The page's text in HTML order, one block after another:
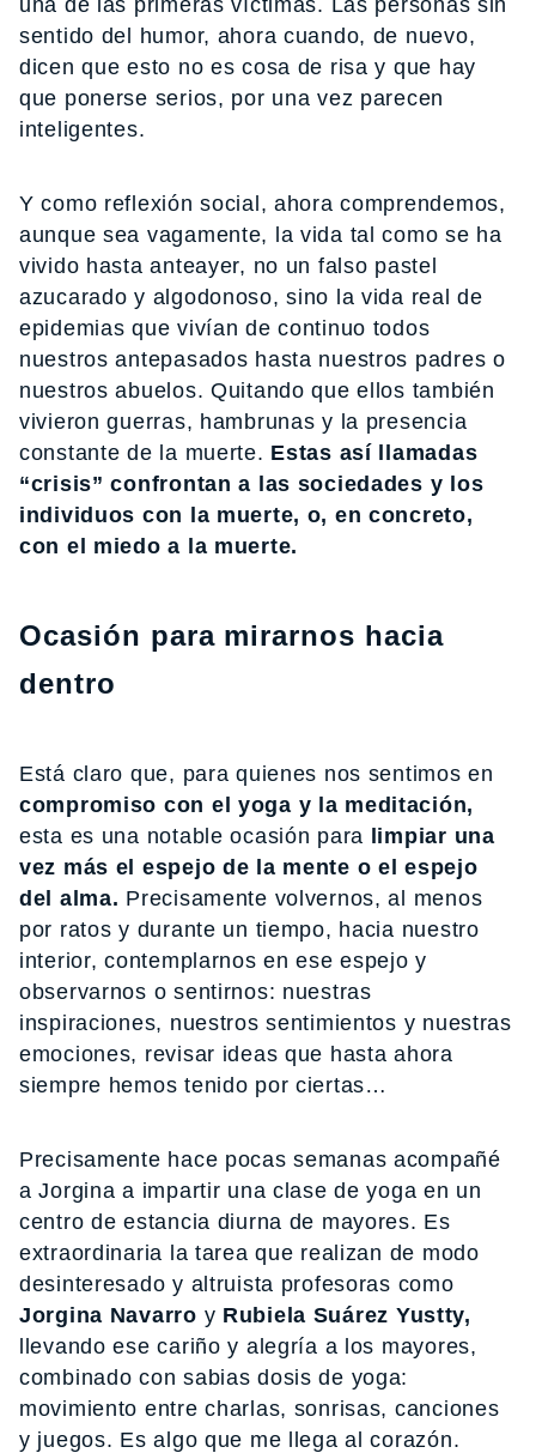
sentido del humor, ahora cuando, de nuevo,
dicen que esto no es cosa de risa y que hay
que ponerse serios, por una vez parecen
inteligentes.
Y como reflexión social, ahora comprendemos,
aunque sea vagamente, la vida tal como se ha
vivido hasta anteayer, no un falso pastel
azucarado y algodonoso, sino la vida real de
epidemias que vivían de continuo todos
nuestros antepasados hasta nuestros padres o
nuestros abuelos. Quitando que ellos también
vivieron guerras, hambrunas y la presencia
constante de la muerte. Estas así llamadas
“crisis” confrontan a las sociedades y los
individuos con la muerte, o, en concreto,
con el miedo a la muerte.
Ocasión para mirarnos hacia
dentro
Está claro que, para quienes nos sentimos en
compromiso con el yoga y la meditación,
esta es una notable ocasión para limpiar una
vez más el espejo de la mente o el espejo
del alma. Precisamente volvernos, al menos
por ratos y durante un tiempo, hacia nuestro
interior, contemplarnos en ese espejo y
observarnos o sentirnos: nuestras
inspiraciones, nuestros sentimientos y nuestras
emociones, revisar ideas que hasta ahora
siempre hemos tenido por ciertas…
Precisamente hace pocas semanas acompañé
a Jorgina a impartir una clase de yoga en un
centro de estancia diurna de mayores. Es
extraordinaria la tarea que realizan de modo
desinteresado y altruista profesoras como
Jorgina Navarro y Rubiela Suárez Yustty,
llevando ese cariño y alegría a los mayores,
combinado con sabias dosis de yoga:
movimiento entre charlas, sonrisas, canciones
y juegos. Es algo que me llega al corazón.